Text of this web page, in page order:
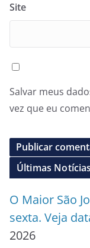
Site
Salvar meus
vez que eu
Últimas Notícias
O Maior São
sexta. Veja
2026